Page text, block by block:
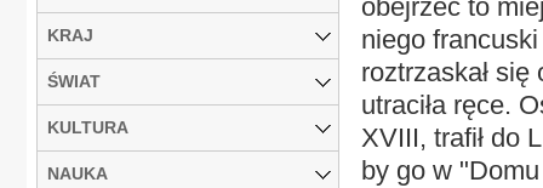
obejrzeć to
niego
roztrzaskał
utraciła ręce.
XVIII, trafił do
by go w
KRAJ
ŚWIAT
KULTURA
NAUKA